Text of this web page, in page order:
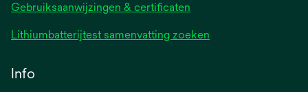
Gebruiksaanwijzingen & certificaten
Lithiumbatterijtest samenvatting zoeken
Info